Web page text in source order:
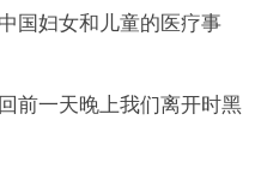
国妇女和儿童的医疗事
前一天晚上我们离开时黑